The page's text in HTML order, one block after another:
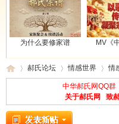
为什么要修家谱 MV《
中 »
郝氏论坛
›
情感世界 情
中华郝氏网QQ群
关于郝氏网
致